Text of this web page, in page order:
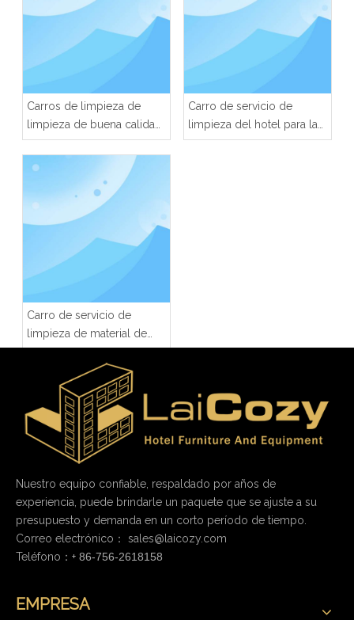
Carros de limpieza de
limpieza de buena calidad
para hotel
Carro de servicio de
limpieza del hotel para la
limpieza de la ropa
Carro de servicio de
limpieza de material de
aluminio del hotel con
más funciones
Nuestro equipo confiable, respaldado por años de
experiencia, puede brindarle un paquete que se ajuste a su
presupuesto y demanda en un corto período de tiempo.
Correo electrónico： sales@laicozy.com
Teléfono：+ 86-756-2618158
EMPRESA